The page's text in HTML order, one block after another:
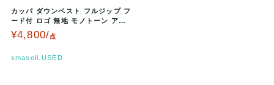
カッパ ダウンベスト フルジップ フ
ード付 ロゴ 無地 モノトーン アウ
ター スポーツ 白 黒 レデ…
¥4,800/点
smasell.USED